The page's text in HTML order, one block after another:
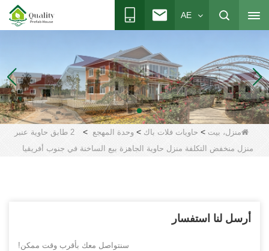
AE
منزل، بيت > حاويات فلات باك > وحدة المهجع >
2 طابق حاوية عنبر
منزل منخفض التكلفة منزل حاوية الجاهزة بيع الساخنة في جنوب أفريقيا
أرسل لنا استفسار
سنتواصل معك بأقرب وقت ممكن!